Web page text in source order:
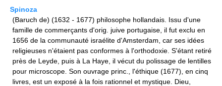
Spinoza
(Baruch de) (1632 - 1677) philosophe hollandais. Issu d'une
famille de commerçants d'orig. juive portugaise, il fut exclu en
1656 de la communauté israélite d'Amsterdam, car ses idées
religieuses n'étaient pas conformes à l'orthodoxie. S'étant retiré
près de Leyde, puis à La Haye, il vécut du polissage de lentilles
pour microscope. Son ouvrage princ., l'éthique (1677), en cinq
livres, est un exposé à la fois rationnel et mystique. Dieu,